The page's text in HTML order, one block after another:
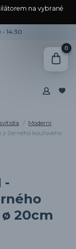
na vybrané
- 14:30
0
Moderní
z černého kouřového
-
20cm